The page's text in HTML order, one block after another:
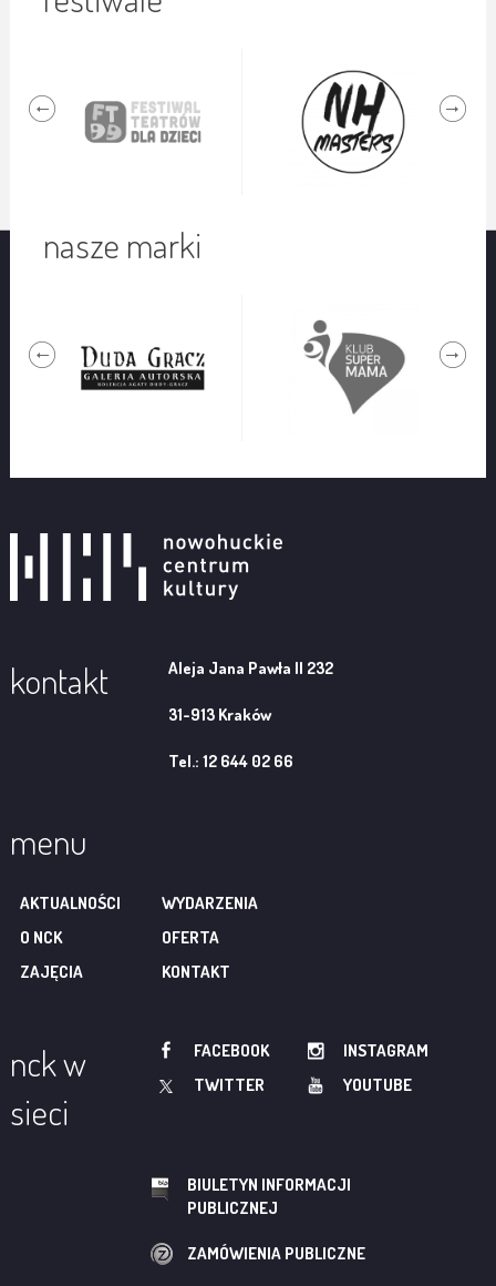
nasze marki
kontakt Aleja Jana Pawła II 232
31-913 Kraków
Tel.: 12 644 02 66
menu
AKTUALNOŚCI
WYDARZENIA
O NCK
OFERTA
ZAJĘCIA
KONTAKT
nck w
sieci
FACEBOOK
INSTAGRAM
TWITTER
YOUTUBE
BIULETYN INFORMACJI
PUBLICZNEJ
ZAMÓWIENIA PUBLICZNE